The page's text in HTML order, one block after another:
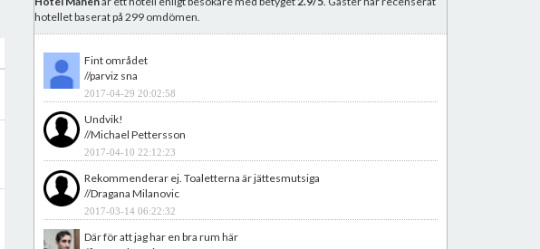
hotellet baserat på 299 omdömen.
Fint området
//parviz sna
2017-04-29 20:02:58
Undvik!
//Michael Pettersson
2017-04-10 22:12:23
Rekommenderar ej. Toaletterna är jättesmutsiga
//Dragana Milanovic
2017-03-14 06:22:32
Där för att jag har en bra rum här